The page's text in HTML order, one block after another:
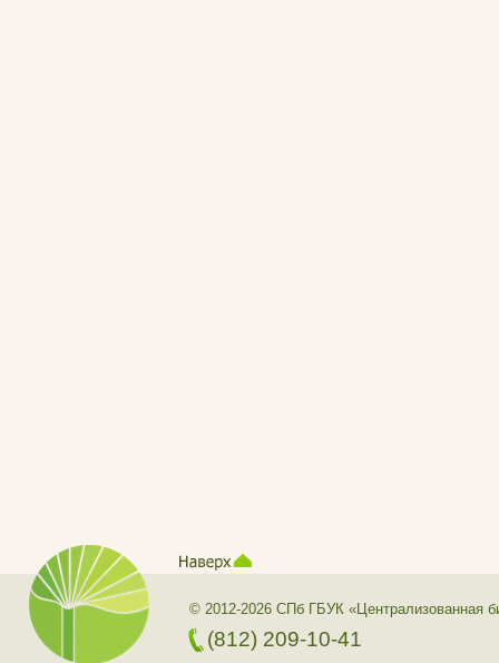
© 2012-2026 СПб ГБУК «Централизованная
(812) 209-10-41